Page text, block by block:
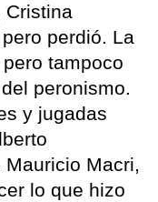
Cristina
perdió. La
tampoco
peronismo.
y jugadas
Macri,
lo que hizo